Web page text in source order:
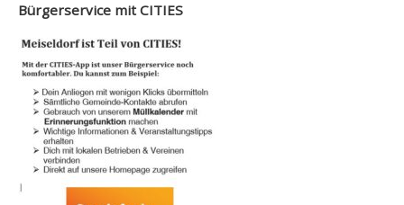
Bürgerservice mit CITIES